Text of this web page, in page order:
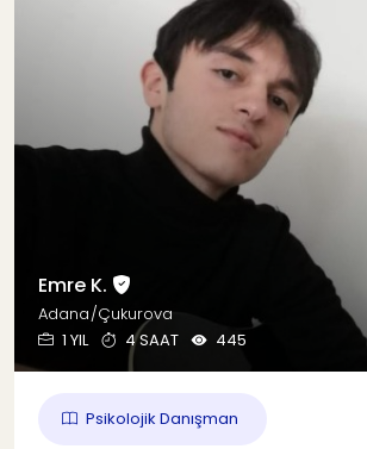
Emre K.
Adana/Çukurova
1 YIL
4 SAAT 445
Psikolojik Danışman